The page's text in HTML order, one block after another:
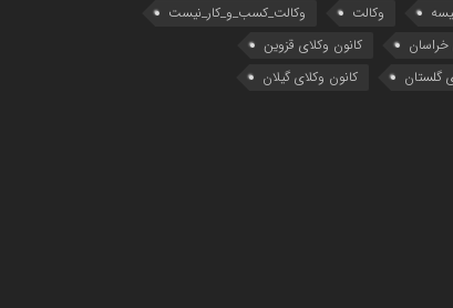
وکالت
وکالت_کسب_و_کار_نیست
خراسان
کانون وکلای قزوین
گلستان
کانون وکلای گیلان